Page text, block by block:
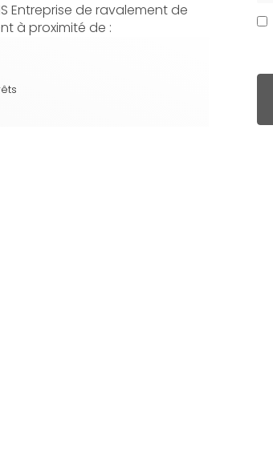
Entreprise de ravalement de
à proximité de :